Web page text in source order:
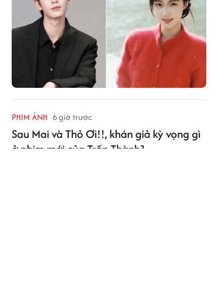
PHIM ẢNH 6 giờ trước
Sau Mai và Thỏ Ơi!!, khán giả kỳ vọng gì
ở phim mới của Trấn Thành?